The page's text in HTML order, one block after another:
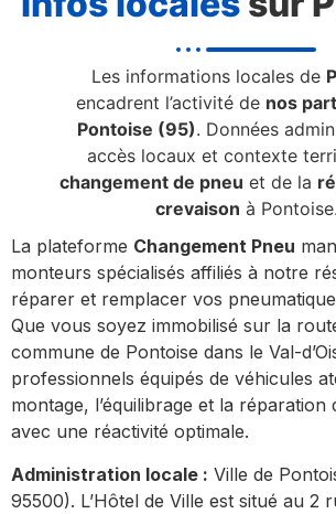
Les informations locales de
encadrent l’activité de nos
Pontoise (95). Données
accès locaux et contexte
changement de pneu et de la
crevaison à Pontoise.
La plateforme Changement Pneu
monteurs spécialisés affiliés à notre
réparer et remplacer vos
Que vous soyez immobilisé sur la
commune de Pontoise dans le Val-
professionnels équipés de véhicules
montage, l’équilibrage et la réparation
avec une réactivité optimale.
Administration locale : Ville de
95500). L’Hôtel de Ville est situé au 2